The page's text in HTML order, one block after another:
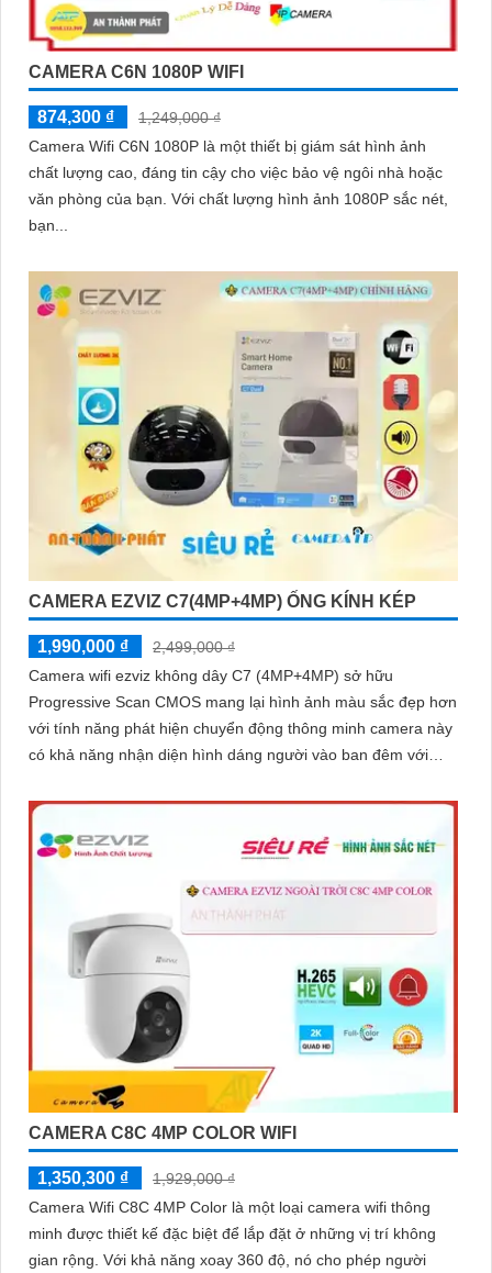
CAMERA C6N 1080P WIFI
874,300 ₫
1,249,000 ₫
Camera Wifi C6N 1080P là một thiết bị giám sát hình ảnh
chất lượng cao, đáng tin cậy cho việc bảo vệ ngôi nhà hoặc
văn phòng của bạn. Với chất lượng hình ảnh 1080P sắc nét,
bạn...
CAMERA EZVIZ C7(4MP+4MP) ỐNG KÍNH KÉP
1,990,000 ₫
2,499,000 ₫
Camera wifi ezviz không dây C7 (4MP+4MP) sở hữu
Progressive Scan CMOS mang lại hình ảnh màu sắc đẹp hơn
với tính năng phát hiện chuyển động thông minh camera này
có khả năng nhận diện hình dáng người vào ban đêm với
đẹp 8.0 MP giúp phân biệt người một cách chính xác công
nghệ xử lý hình ảnh thiếu sáng cùng hồng ngoại Smart IR
ban đêm mang lại chất lượng ảnh rõ nét và sắc sảo
CAMERA C8C 4MP COLOR WIFI
1,350,300 ₫
1,929,000 ₫
Camera Wifi C8C 4MP Color là một loại camera wifi thông
minh được thiết kế đặc biệt để lắp đặt ở những vị trí không
gian rộng. Với khả năng xoay 360 độ, nó cho phép người